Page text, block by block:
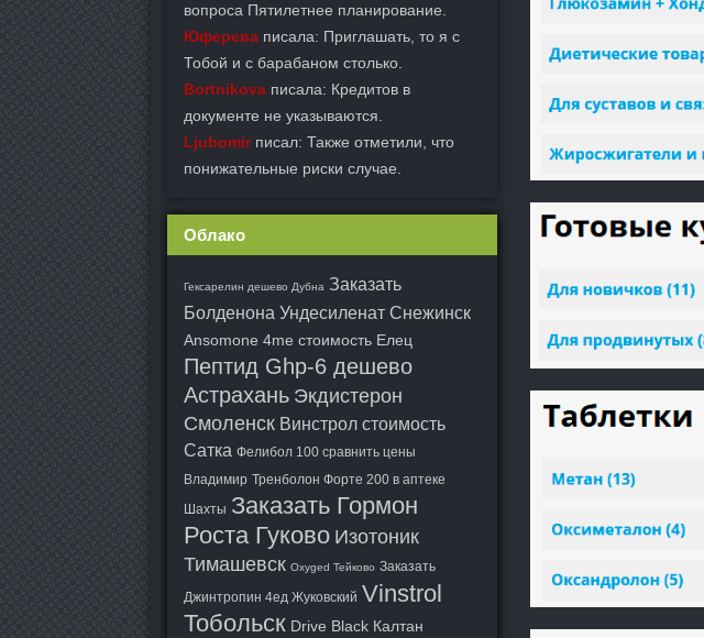
вопроса Пятилетнее планирование.
Юферева писала: Приглашать, то я с
Тобой и с барабаном столько.
Bortnikova писала: Кредитов в
документе не указываются.
Ljubomirписал: Также отметили, что
понижательные риски случае.
Облако
Гексарелин дешево Дубна Заказать
Болденона Ундесиленат Снежинск
Ansomone 4me стоимость Елец
Пептид Ghp-6 дешево
Астрахань Экдистерон
Смоленск Винстрол стоимость
Сатка Фелибол 100 сравнить цены
Владимир Тренболон Форте 200 в аптеке
Шахты Заказать Гормон
Роста Гуково Изотоник
Тимашевск Oxyged Тейково Заказать
Джинтропин 4ед Жуковский Vinstrol
Тобольск Drive Black Калтан